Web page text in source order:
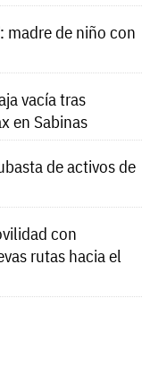
madre de niño con
vacía tras
en Sabinas
de activos de
con
rutas hacia el